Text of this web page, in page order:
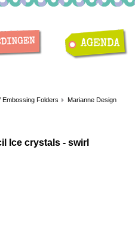
Embossing Folders
Marianne Design
Ice crystals - swirl